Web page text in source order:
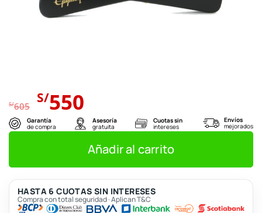
S/605 El
precio
original
era:
S/605.
S/550 precio
actual
es:
S/550.
Garantía
de compra
Asesoría
gratuita
Cuotas sin
intereses
Envíos
mejorados
Añadir al carrito
HASTA 6 CUOTAS SIN INTERESES
Compra con total seguridad · Aplican T&C